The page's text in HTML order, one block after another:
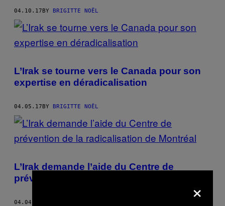
04.10.17BY BRIGITTE NOËL
L’Irak se tourne vers le Canada pour son
expertise en déradicalisation
04.05.17BY BRIGITTE NOËL
L’Irak demande l’aide du Centre de
prévention de la radicalisation de Montréal
04.04.17 ×